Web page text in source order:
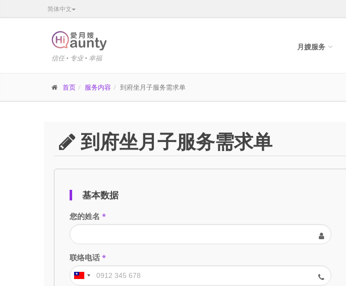
简体中文
信任 • 专业 • 幸福
月嫂服务
首页 服务内容 到府坐月子服务需求单
到府坐月子服务需求单
基本数据
您的姓名 *
联络电话 *